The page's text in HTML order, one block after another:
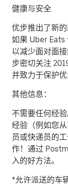
健康与安全
优步推出了新
如果 Uber Eats
以减少面对面
步密切关注
并致力于保护
其他信息：
不需要任何经
经验（例如您
员或快递员的
作！通过
入的好方法。
*允许派送的车